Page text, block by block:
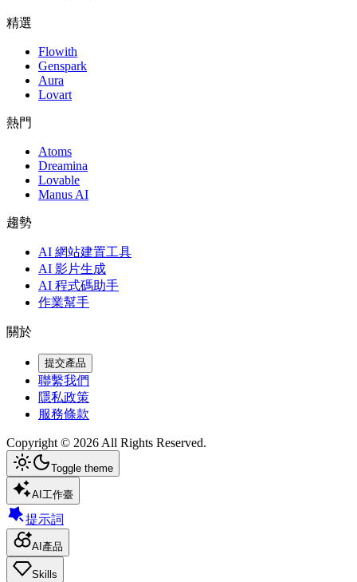
精選
Flowith
Genspark
Aura
Lovart
熱門
Atoms
Dreamina
Lovable
Manus AI
趨勢
AI 網站建置工具
AI 影片生成
AI 程式碼助手
作業幫手
關於
提交產品
聯繫我們
隱私政策
服務條款
Copyright © 2026 All Rights Reserved.
Toggle theme
AI工作臺
提示詞
AI產品
Skills